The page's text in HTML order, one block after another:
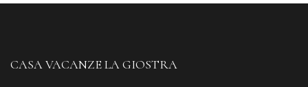
CASA VACANZE LA GIOSTRA